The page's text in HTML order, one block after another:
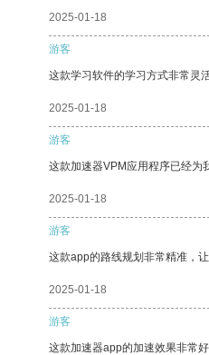
2025-01-18
游客
这款学习软件的学习方式非常灵
2025-01-18
游客
这款加速器VPM应用程序已经为
2025-01-18
游客
这款app的路线规划非常精准，
2025-01-18
游客
这款加速器app的加速效果非常